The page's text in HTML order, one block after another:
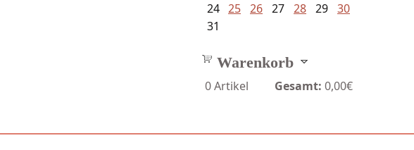
24 25 26 27 28 29 30
31
Warenkorb
0Artikel Gesamt: 0,00€